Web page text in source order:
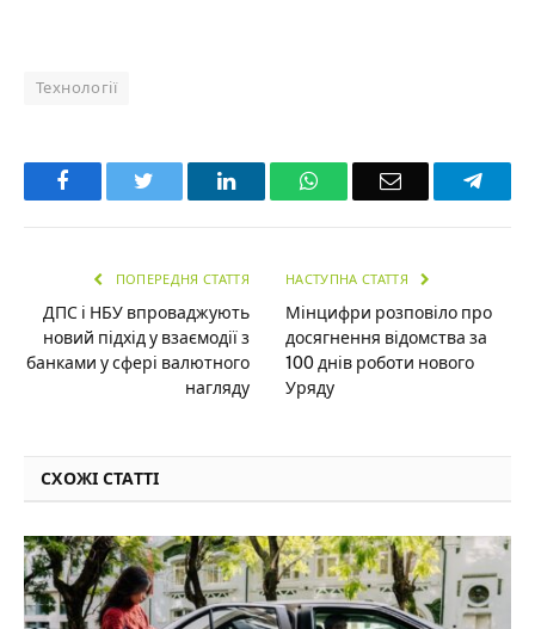
Технології
Facebook LinkedInWhatsAppEmail
ПОПЕРЕДНЯ СТАТТЯ
ДПС і НБУ впроваджують
новий підхід у взаємодії з
банками у сфері валютного
нагляду
НАСТУПНА СТАТТЯ
Мінцифри розповіло про
досягнення відомства за
100 днів роботи нового
Уряду
СХОЖІ СТАТТІ